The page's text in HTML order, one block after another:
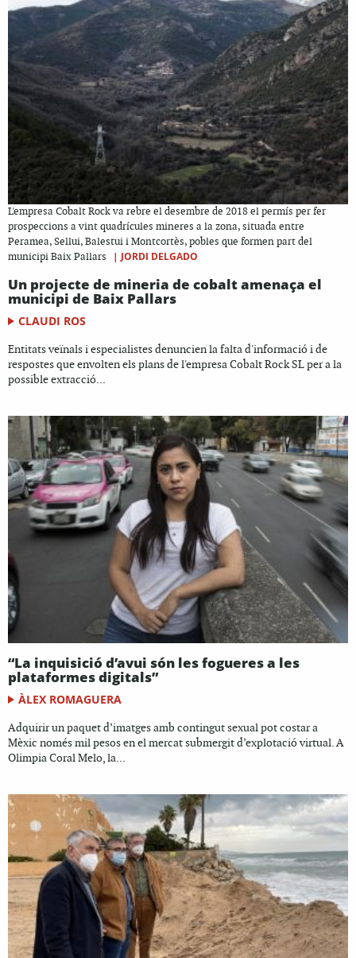
L'empresa Cobalt Rock va rebre el desembre de 2018 el permís per fer
prospeccions a vint quadrícules mineres a la zona, situada entre
Peramea, Sellui, Balestui i Montcortès, pobles que formen part del
municipi Baix Pallars
| JORDI DELGADO
Un projecte de mineria de cobalt amenaça el
municipi de Baix Pallars
CLAUDI ROS
Entitats veïnals i especialistes denuncien la falta d'informació i de
respostes que envolten els plans de l'empresa Cobalt Rock SL per a la
possible extracció...
“La inquisició d’avui són les fogueres a les
plataformes digitals”
ÀLEX ROMAGUERA
Adquirir un paquet d’imatges amb contingut sexual pot costar a
Mèxic només mil pesos en el mercat submergit d’explotació virtual. A
Olimpia Coral Melo, la...